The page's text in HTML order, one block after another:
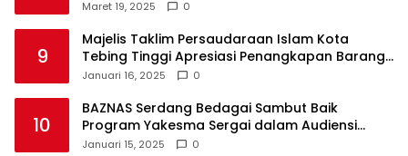
Takjil
Maret 19, 2025 0
9
Majelis Taklim Persaudaraan Islam Kota
Tebing Tinggi Apresiasi Penangkapan Barang
Haram
Januari 16, 2025 0
10
BAZNAS Serdang Bedagai Sambut Baik
Program Yakesma Sergai dalam Audiensi
Perkenalan Pengurus Baru
Januari 15, 2025 0